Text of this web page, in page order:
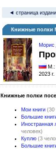
◄ страница
Книжные полки
Морис
М.:
2023 г.
Книжные полки
Мои книги (30
Большие
Иностранная
человек)
Куплю (3
Большие